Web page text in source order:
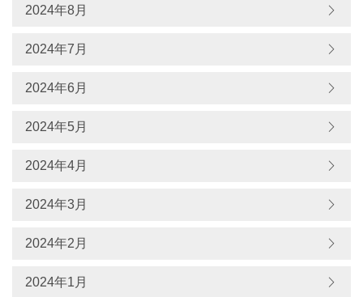
2024年8月
2024年7月
2024年6月
2024年5月
2024年4月
2024年3月
2024年2月
2024年1月